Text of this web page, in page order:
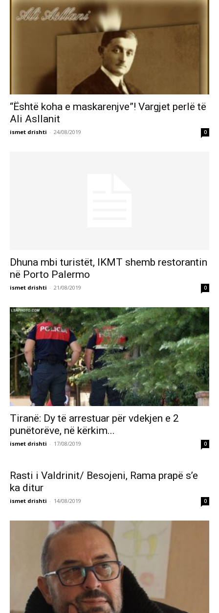
“Është koha e maskarenjve”! Vargjet perlë të
Ali Asllanit
ismet drishti - 24/08/2019 0
Dhuna mbi turistët, IKMT shemb restorantin
në Porto Palermo
ismet drishti - 21/08/2019 0
Tiranë: Dy të arrestuar për vdekjen e 2
punëtorëve, në kërkim...
ismet drishti - 17/08/2019 0
Rasti i Valdrinit/ Besojeni, Rama prapë s’e
ka ditur
ismet drishti - 14/08/2019 0